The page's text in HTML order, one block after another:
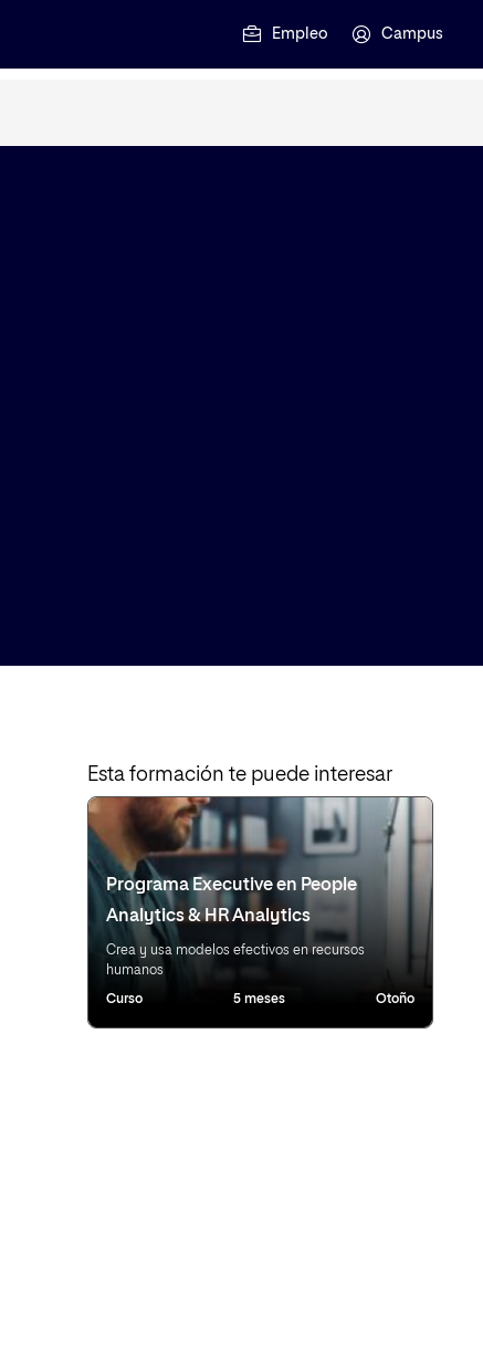
Empleo Campus
Esta formación te puede interesar
Programa Executive en People
Analytics & HR Analytics
Crea y usa modelos efectivos en recursos
humanos
Curso 5 meses Otoño